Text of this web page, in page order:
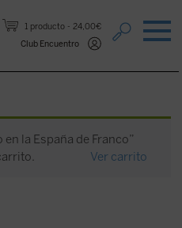
1 producto
24,00€
Club Encuentro
la España de Franco”
Ver carrito